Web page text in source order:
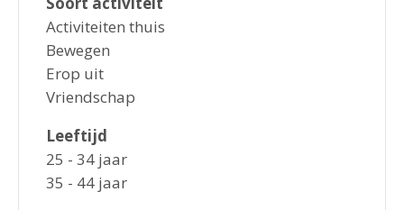
Activiteiten thuis
Bewegen
Erop uit
Vriendschap
Leeftijd
25 - 34 jaar
35 - 44 jaar